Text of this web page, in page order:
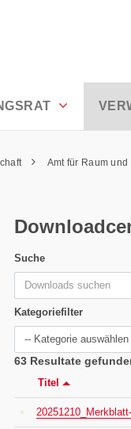
Amt für Raum und
Suche
Kategoriefilter
63 Resultate
Titel